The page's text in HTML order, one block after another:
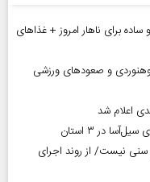
خوشمزه و ساده برای ناهار امروز + غذاهای
و صعودهای ورزشی
اعلام شد
نیست/ از روند اجرای